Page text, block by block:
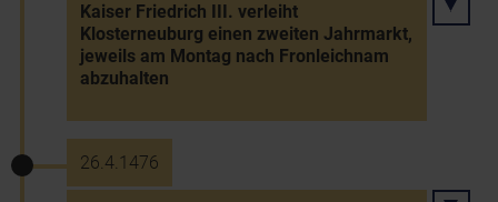
Kaiser Friedrich III. verleiht
Klosterneuburg einen zweiten Jahrmarkt,
jeweils am Montag nach Fronleichnam
abzuhalten
26.4.1476